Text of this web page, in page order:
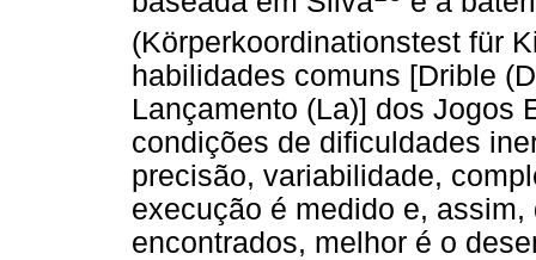
(Körperkoordinationstest für
habilidades comuns [Drible
Lançamento (La)] dos Jogos
condições de dificuldades
precisão, variabilidade,
execução é medido e,
encontrados, melhor é o